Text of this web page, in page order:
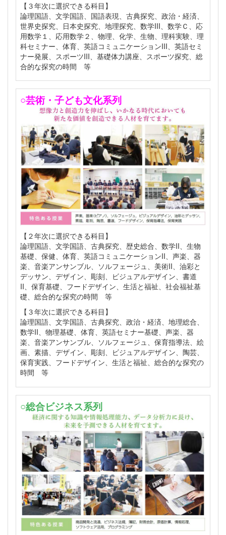
【３年次に選択できる科目】
論理国語、文学国語、国語表現、古典探究、政治・経済、
世界史探究、日本史探究、地理探究、数学III、数学Ｃ、応
用数学１、応用数学２、物理、化学、生物、理科実験、理
科セミナー、体育、英語コミュニケーションIII、英語セミ
ナー発展、スポーツIII、基礎体力講座、スポーツ探究、総
合的な探究の時間 等
○芸術・子ども文化系列
【２年次に選択できる科目】
論理国語、文学国語、古典探究、歴史総合、数学II、生物
基礎、保健、体育、英語コミュニケーションII、声楽、器
楽、音楽アンサンブル、ソルフェージュ、美術II、油彩と
デッサン、デザイン、彫刻、ビジュアルデザイン、書道
II、保育基礎、フードデザイン、生活と福祉、社会福祉基
礎、総合的な探究の時間 等
【３年次に選択できる科目】
論理国語、文学国語、古典探究、政治・経済、地理総合、
数学II、物理基礎、体育、英語セミナー基礎、声楽、器
楽、音楽アンサンブル、ソルフェージュ、保育指導法、絵
画、素描、デザイン、彫刻、ビジュアルデザイン、陶芸、
保育実践、フードデザイン、生活と福祉、総合的な探究の
時間 等
○総合ビジネス系列